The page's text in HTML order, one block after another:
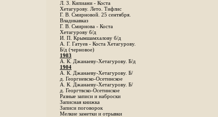
Л. 3. Кипиани - Коста
Хетагурову. Лето. Тифлис
Г. В. Смирновой. 25 сентября.
Владикавказ
Г. В. Смирнова - Коста
Хетагурову б/д
И. П. Крымшамхалову б/д
А. Г. Гатуев - Коста Хетагурову.
Б/д (черновое)
1903
А. К. Джанаеву-Хетагурову. Б/д
1904
А. К. Джанаеву-Хетагурову. Б/
д. Георгиевско-Осетинское
А. К. Джанаеву-Хетагурову. Б/
д. Георгтвско-Осетинское
Разные записи и наброски
Записная книжка
Записи поговорок
Мелкие заметки и отрывки